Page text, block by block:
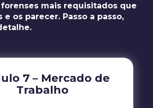
mais requisitados que
e os parecer. Passo a passo,
7 – Mercado de
Trabalho